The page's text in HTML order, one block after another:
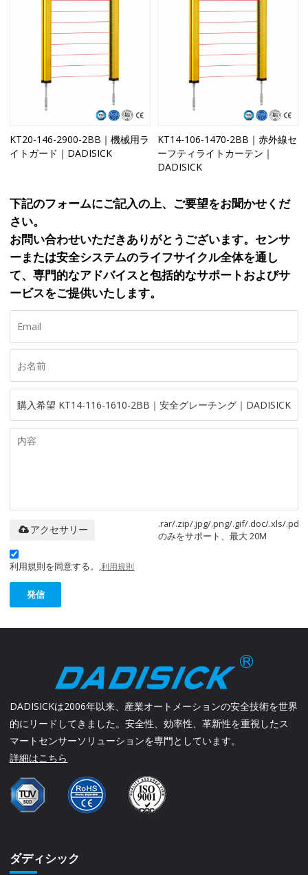
KT20-146-2900-2BB｜機械用ラ
イトガード｜DADISICK
KT14-106-1470-2BB｜赤外線セ
ーフティライトカーテン｜
DADISICK
下記のフォームにご記入の上、ご要望をお聞かせくだ
さい。
お問い合わせいただきありがとうございます。センサ
ーまたは安全システムのライフサイクル全体を通し
て、専門的なアドバイスと包括的なサポートおよびサ
ービスをご提供いたします。
.rar/.zip/.jpg/.png/.gif/.doc/.xls/.pdf
のみをサポート、最大 20M
アクセサリー
利用規則を同意する。,利用規則
発信
DADISICKは2006年以来、産業オートメーションの安全技術を世界
的にリードしてきました。安全性、効率性、革新性を重視したス
マートセンサーソリューションを専門としています。
詳細はこちら
ダディシック